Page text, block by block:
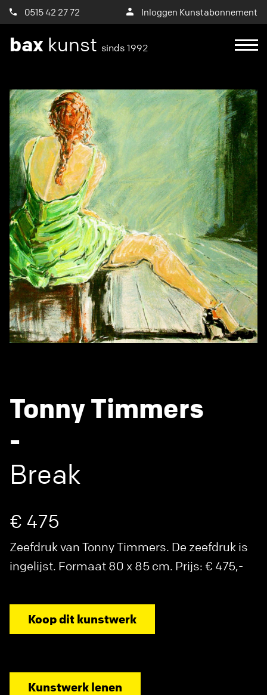
0515 42 27 72 Inloggen Kunstabonnement
bax kunst sinds 1992
Tonny Timmers
-
Break
€ 475
Zeefdruk van Tonny Timmers. De zeefdruk is
ingelijst. Formaat 80 x 85 cm. Prijs: € 475,-
Koop dit kunstwerk
Kunstwerk lenen